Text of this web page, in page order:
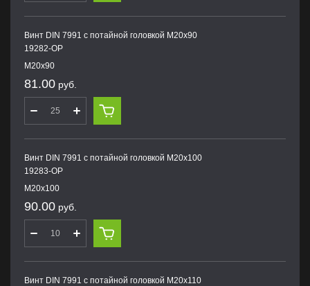
Винт DIN 7991 с потайной головкой M20х90
19282-OP
M20х90
81.00 руб.
Винт DIN 7991 с потайной головкой M20х100
19283-OP
M20х100
90.00 руб.
Винт DIN 7991 с потайной головкой M20х110